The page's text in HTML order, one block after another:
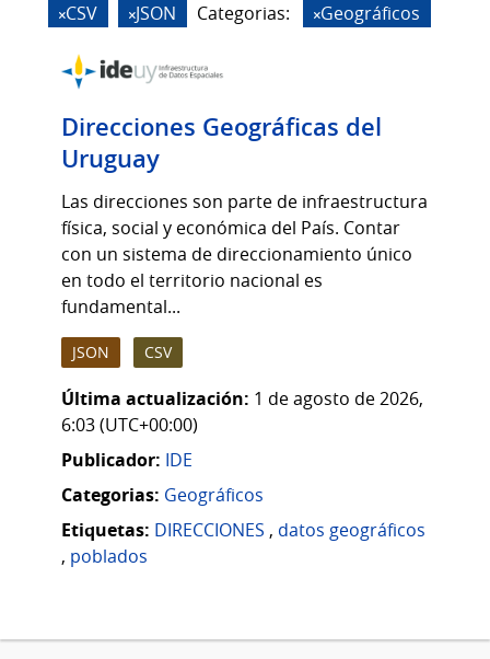
CSV
JSON Categorias: Geográficos
Direcciones Geográficas del
Uruguay
Las direcciones son parte de infraestructura
física, social y económica del País. Contar
con un sistema de direccionamiento único
en todo el territorio nacional es
fundamental...
JSON CSV
Última actualización: 1 de agosto de 2026,
6:03 (UTC+00:00)
Publicador: IDE
Categorias: Geográficos
Etiquetas: DIRECCIONES , datos geográficos
, poblados